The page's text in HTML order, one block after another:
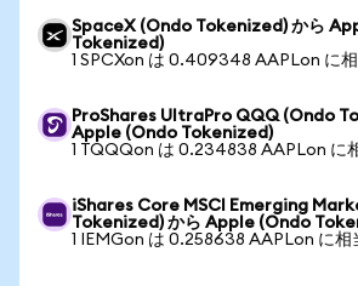
SpaceX (Ondo Tokenized) から
Tokenized)
1 SPCXon は 0.409348 AAPLon に
ProShares UltraPro QQQ (Ondo
Apple (Ondo Tokenized)
1 TQQQon は 0.234838 AAPLon に
iShares Core MSCI Emerging
Tokenized) から Apple (Ondo
1 IEMGon は 0.258638 AAPLon に相